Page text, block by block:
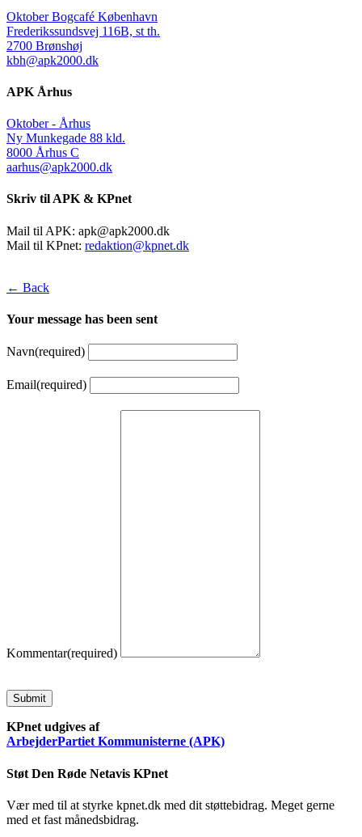
Oktober Bogcafé København
Frederikssundsvej 116B, st th.
2700 Brønshøj
kbh@apk2000.dk
APK Århus
Oktober - Århus
Ny Munkegade 88 kld.
8000 Århus C
aarhus@apk2000.dk
Skriv til APK & KPnet
Mail til APK: apk@apk2000.dk
Mail til KPnet: redaktion@kpnet.dk
← Back
Your message has been sent
Navn(required)
Email(required)
Kommentar(required)
Submit
KPnet udgives af
ArbejderPartiet Kommunisterne (APK)
Støt Den Røde Netavis KPnet
Vær med til at styrke kpnet.dk med dit støttebidrag. Meget gerne
med et fast månedsbidrag.